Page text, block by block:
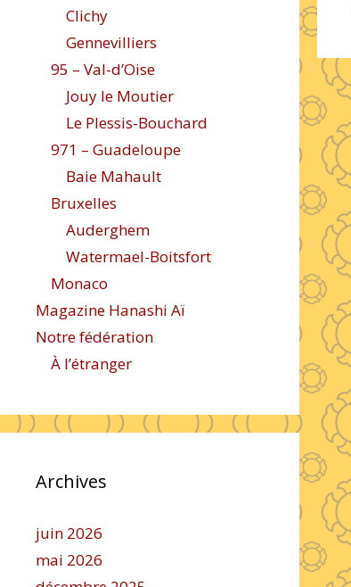
Clichy
Gennevilliers
95 – Val-d’Oise
Jouy le Moutier
Le Plessis-Bouchard
971 – Guadeloupe
Baie Mahault
Bruxelles
Auderghem
Watermael-Boitsfort
Monaco
Magazine Hanashi Aï
Notre fédération
À l’étranger
Archives
juin 2026
mai 2026